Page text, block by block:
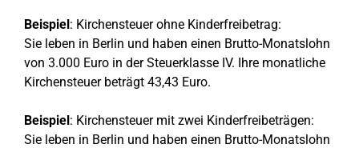
Beispiel: Kirchensteuer ohne Kinderfreibetrag:
Sie leben in Berlin und haben einen Brutto-Monatslohn
von 3.000 Euro in der Steuerklasse IV. Ihre monatliche
Kirchensteuer beträgt 43,43 Euro.
Beispiel: Kirchensteuer mit zwei Kinderfreibeträgen:
Sie leben in Berlin und haben einen Brutto-Monatslohn